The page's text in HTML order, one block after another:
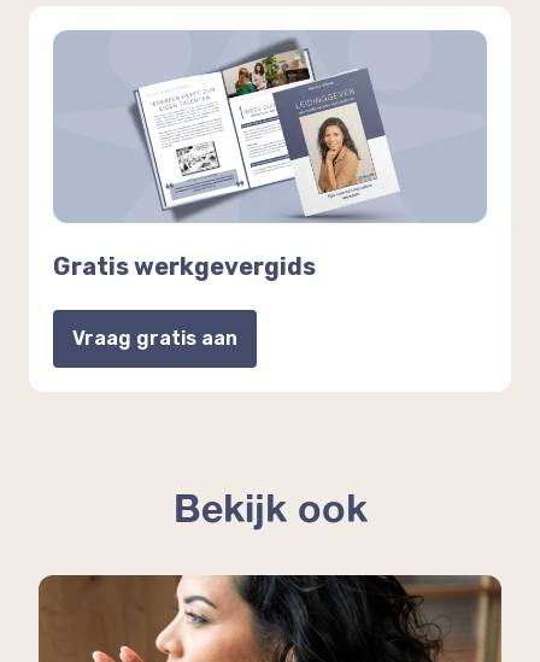
Gratis werkgevergids
Vraag gratis aan
Bekijk ook